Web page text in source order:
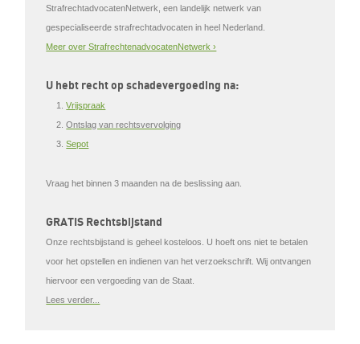
StrafrechtadvocatenNetwerk, een landelijk netwerk van
gespecialiseerde strafrechtadvocaten in heel Nederland.
Meer over StrafrechtenadvocatenNetwerk ›
U hebt recht op schadevergoeding na:
Vrijspraak
Ontslag van rechtsvervolging
Sepot
Vraag hetbinnen 3 maanden na de beslissing aan.
GRATIS Rechtsbijstand
Onze rechtsbijstand is geheel kosteloos. U hoeft ons niet te betalen
voor het opstellen en indienen van het verzoekschrift. Wij ontvangen
hiervoor een vergoeding van de Staat.
Lees verder...